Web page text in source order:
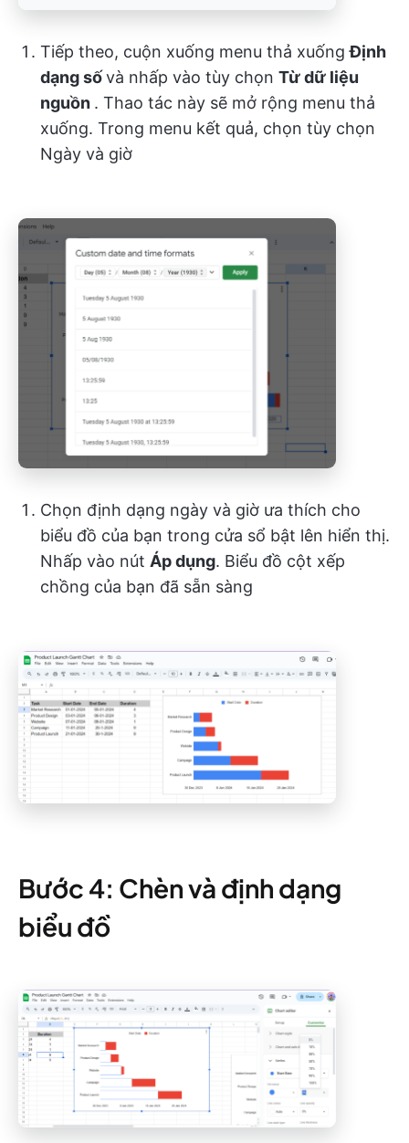
Tiếp theo, cuộn xuống menu thả xuốngĐịnh
dạng sốvà nhấp vào tùy chọn Từ dữ liệu
nguồn . Thao tác này sẽ mở rộng menu thả
xuống. Trong menu kết quả, chọn tùy chọn
Ngày và giờ
Chọn định dạng ngày và giờ ưa thích cho
biểu đồ của bạn trong cửa sổ bật lên hiển thị.
Nhấp vào nút Áp dụng. Biểu đồ cột xếp
chồng của bạn đã sẵn sàng
Bước 4: Chèn và định dạng
biểu đồ